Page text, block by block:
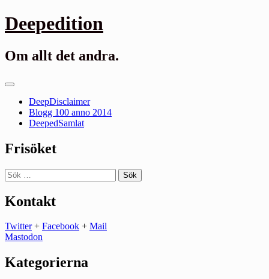
Gå
till
Deepedition
Om allt det andra.
Primär
DeepDisclaimer
Blogg 100 anno 2014
DeepedSamlat
Frisöket
Sök
efter:
Kontakt
Twitter+ Facebook + Mail
Mastodon
Kategorierna